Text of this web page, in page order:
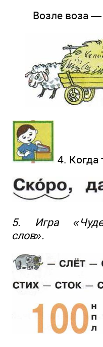
Возле воза —
4. Когда
5. Игра
слов».